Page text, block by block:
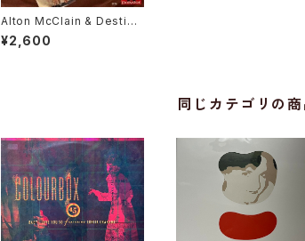
Alton McClain & Destiny
/ It Must Be Love
¥2,600
同じカテゴリの商